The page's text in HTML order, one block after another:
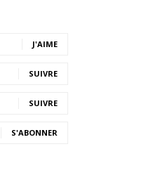
J'AIME
SUIVRE
SUIVRE
S'ABONNER